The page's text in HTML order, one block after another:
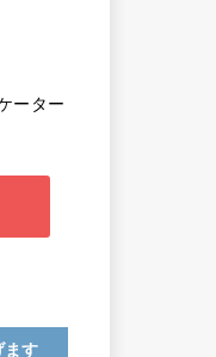
ーター
ます